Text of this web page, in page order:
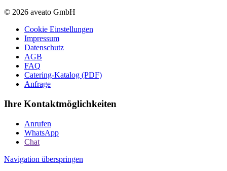
© 2026 aveato GmbH
Cookie Einstellungen
Impressum
Datenschutz
AGB
FAQ
Catering-Katalog (PDF)
Anfrage
Ihre Kontaktmöglichkeiten
Anrufen
WhatsApp
Chat
Navigation überspringen